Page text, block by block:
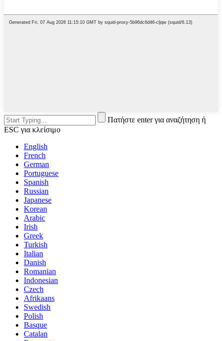
Πατήστε enter για αναζήτηση ή
ESC για κλείσιμο
English
French
German
Portuguese
Spanish
Russian
Japanese
Korean
Arabic
Irish
Greek
Turkish
Italian
Danish
Romanian
Indonesian
Czech
Afrikaans
Swedish
Polish
Basque
Catalan